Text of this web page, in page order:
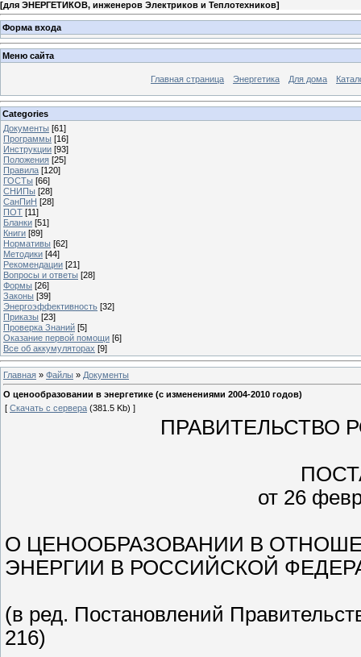
[для ЭНЕРГЕТИКОВ, инженеров Электриков и Теплотехников]
Форма входа
Меню сайта
Главная страница Энергетика Для дома
Categories
Документы [61]
Программы [16]
Инструкции [93]
Положения [25]
Правила [120]
ГОСТы [66]
СНИПы [28]
СанПиН [28]
ПОТ [11]
Бланки [51]
Книги [89]
Нормативы [62]
Методики [44]
Рекомендации [21]
Вопросы и ответы [28]
Формы [26]
Законы [39]
Энергоэффективность [32]
Приказы [23]
Проверка Знаний [5]
Оказание первой помощи [6]
Все об аккумуляторах [9]
Главная » Файлы » Документы
О ценообразовании в энергетике (с изменениями 2004-2010 годов)
[ Скачать с сервера (381.5 Kb) ]
ПРАВИТЕЛЬСТВО
от 26
О ЦЕНООБРАЗОВАНИИ В
ЭНЕРГИИ В РОССИЙСКОЙ
(в ред. Постановлений
216)